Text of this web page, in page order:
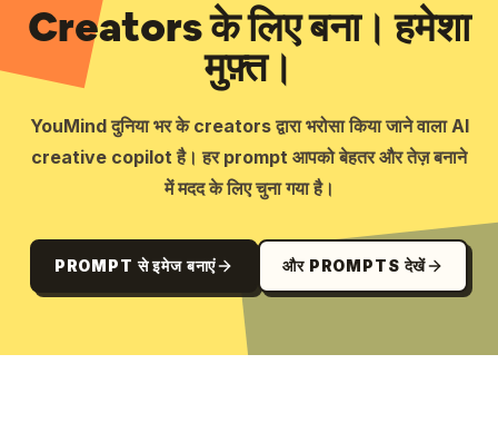
Creators के लिए बना। हमेशा
मुफ़्त।
YouMind दुनिया भर के creators द्वारा भरोसा किया जाने वाला AI
creative copilot है। हर prompt आपको बेहतर और तेज़ बनाने
में मदद के लिए चुना गया है।
PROMPT से इमेज बनाएं और PROMPTS देखें